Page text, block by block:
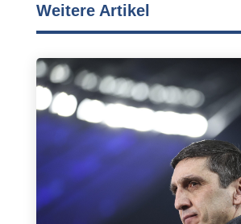
Weitere Artikel